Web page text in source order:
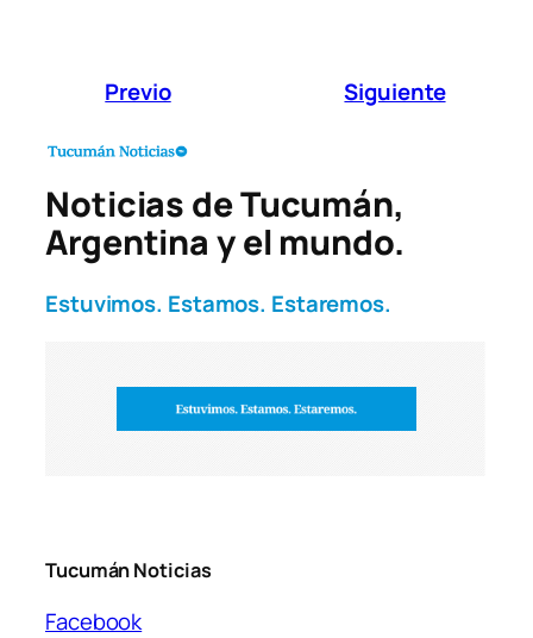
Previo Siguiente
Noticias de Tucumán,
Argentina y el mundo.
Estuvimos. Estamos. Estaremos.
Tucumán Noticias
Facebook